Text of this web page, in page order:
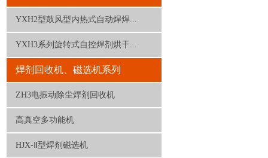
YXH2型鼓风型内热式自动焊焊...
YXH3系列旋转式自控焊剂烘干...
焊剂回收机、磁选机系列
ZH3电振动除尘焊剂回收机
高真空多功能机
HJX-Ⅱ型焊剂磁选机